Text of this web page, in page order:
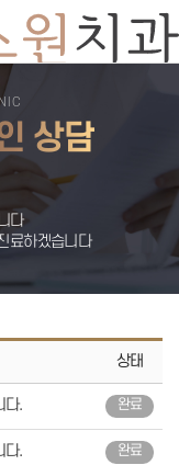
상담
다
료하겠습니다
상태
다. 완료
다. 완료